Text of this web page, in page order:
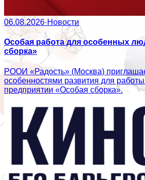
06.08.2026·Новости
Особая работа для особенных
сборка»
РООИ «Радость» (Москва)
особенностями развития для
предприятии «Особая сборка».